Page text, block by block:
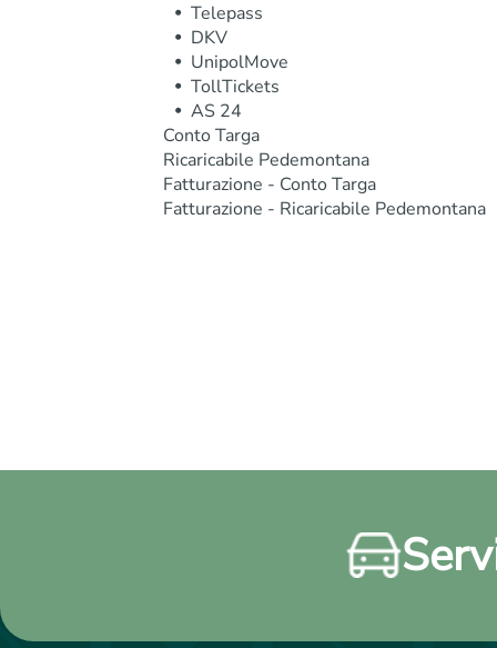
Telepass
DKV
UnipolMove
TollTickets
AS 24
Conto Targa
Ricaricabile Pedemontana
Fatturazione - Conto Targa
Fatturazione - Ricaricabile Pedemontana